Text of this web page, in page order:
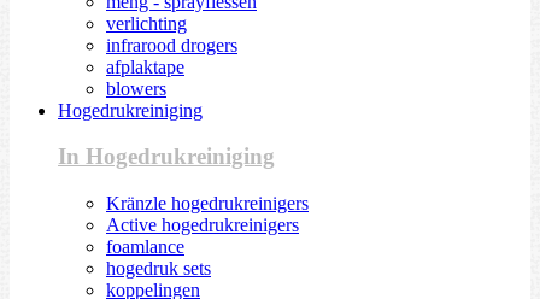
verlichting
infrarood drogers
afplaktape
blowers
Hogedrukreiniging
In Hogedrukreiniging
Kränzle hogedrukreinigers
Active hogedrukreinigers
foamlance
hogedruk sets
koppelingen